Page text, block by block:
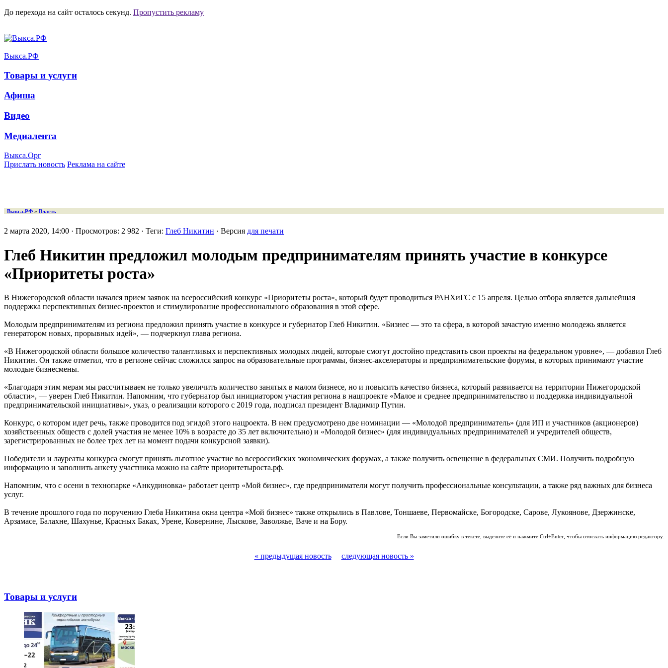
До перехода на сайт осталось секунд. Пропустить рекламу
Выкса.РФ
Товары и услуги
Афиша
Видео
Медиалента
Выкса.Орг
Прислать новость Реклама на сайте
Выкса.РФ » Власть
2 марта 2020, 14:00 · Просмотров: 2 982 · Теги: Глеб Никитин · Версия для печати
Глеб Никитин предложил молодым предпринимателям принять участие в конкурсе
«Приоритеты роста»
В Нижегородской области начался прием заявок на всероссийский конкурс «Приоритеты роста», который будет проводиться РАНХиГС с 15 апреля. Целью отбора является дальнейшая
поддержка перспективных бизнес-проектов и стимулирование профессионального образования в этой сфере.
Молодым предпринимателям из региона предложил принять участие в конкурсе и губернатор Глеб Никитин. «Бизнес — это та сфера, в которой зачастую именно молодежь является
генератором новых, прорывных идей», — подчеркнул глава региона.
«В Нижегородской области большое количество талантливых и перспективных молодых людей, которые смогут достойно представить свои проекты на федеральном уровне», — добавил Глеб
Никитин. Он также отметил, что в регионе сейчас сложился запрос на образовательные программы, бизнес-акселераторы и предпринимательские форумы, в которых принимают участие
молодые бизнесмены.
«Благодаря этим мерам мы рассчитываем не только увеличить количество занятых в малом бизнесе, но и повысить качество бизнеса, который развивается на территории Нижегородской
области», — уверен Глеб Никитин. Напомним, что губернатор был инициатором участия региона в нацпроекте «Малое и среднее предпринимательство и поддержка индивидуальной
предпринимательской инициативы», указ, о реализации которого с 2019 года, подписал президент Владимир Путин.
Конкурс, о котором идет речь, также проводится под эгидой этого нацроекта. В нем предусмотрено две номинации — «Молодой предприниматель» (для ИП и участников (акционеров)
хозяйственных обществ с долей участия не менее 10% в возрасте до 35 лет включительно) и «Молодой бизнес» (для индивидуальных предпринимателей и учредителей обществ,
зарегистрированных не более трех лет на момент подачи конкурсной заявки).
Победители и лауреаты конкурса смогут принять льготное участие во всероссийских экономических форумах, а также получить освещение в федеральных СМИ. Получить подробную
информацию и заполнить анкету участника можно на сайте приоритетыроста.рф.
Напомним, что с осени в технопарке «Анкудиновка» работает центр «Мой бизнес», где предприниматели могут получить профессиональные консультации, а также ряд важных для бизнеса
услуг.
В течение прошлого года по поручению Глеба Никитина окна центра «Мой бизнес» также открылись в Павлове, Тоншаеве, Первомайске, Богородске, Сарове, Лукоянове, Дзержинске,
Арзамасе, Балахне, Шахунье, Красных Баках, Урене, Ковернине, Лыскове, Заволжье, Ваче и на Бору.
Если Вы заметили ошибку в тексте, выделите её и нажмите Ctrl+Enter, чтобы отослать информацию редактору.
« предыдущая новость следующая новость »
Товары и услуги